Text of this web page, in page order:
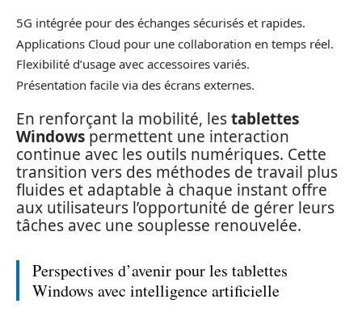
5G intégrée pour des échanges sécurisés et rapides.
Applications Cloud pour une collaboration en temps réel.
Flexibilité d’usage avec accessoires variés.
Présentation facile via des écrans externes.
En renforçant la mobilité, lestablettes
Windows permettent une interaction
continue avec les outils numériques. Cette
transition vers des méthodes de travail plus
fluides et adaptable à chaque instant offre
aux utilisateurs l’opportunité de gérer leurs
tâches avec une souplesse renouvelée.
Perspectives d’avenir pour les tablettes
Windows avec intelligence artificielle